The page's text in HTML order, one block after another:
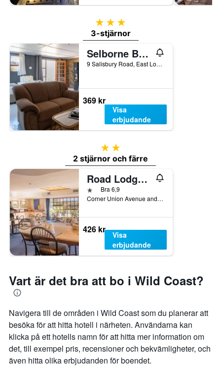
3 stjärnor
3-stjärnor
Selborne Bed and Breakfast
9 Salisbury Road, East London, Östra Kapprovinsen, Sydafrika
369 kr
Visa
erbjudande
2 stjärnor
2 stjärnor och färre
Road Lodge East London
1 stjärna
Bra 6,9
Corner Union Avenue and Cheltenham Road, East London, Östra Kapprovinsen, Sydafrika
426 kr
Visa
erbjudande
Vart är det bra att bo i Wild Coast?
Navigera till de områden i Wild Coast som du planerar att
besöka för att hitta hotell i närheten. Användarna kan
klicka på ett hotells namn för att hitta mer information om
det, till exempel pris, recensioner och bekvämligheter, och
även hitta olika erbjudanden för boendet.